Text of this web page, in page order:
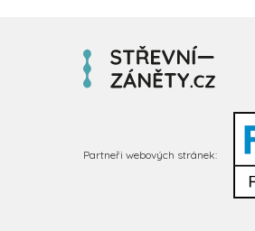
Partneři webových stránek: